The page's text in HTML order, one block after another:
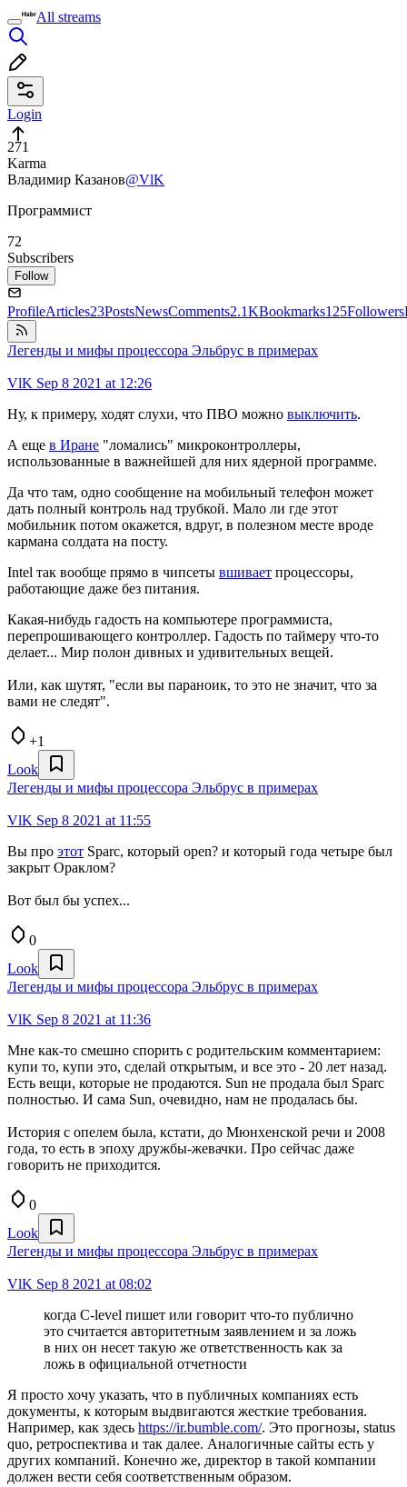
All streams
Login
271
Karma
Владимир Казанов@VlK
Программист
72
Subscribers
Follow
ProfileArticles23PostsNewsComments2.1KBookmarks125Followers
Легенды и мифы процессора Эльбрус в примерах
VlK Sep 8 2021 at 12:26
Ну, к примеру, ходят слухи, что ПВО можно выключить.
А еще в Иране "ломались" микроконтроллеры,
использованные в важнейшей для них ядерной программе.
Да что там, одно сообщение на мобильный телефон может
дать полный контроль над трубкой. Мало ли где этот
мобильник потом окажется, вдруг, в полезном месте вроде
кармана солдата на посту.
Intel так вообще прямо в чипсеты вшивает процессоры,
работающие даже без питания.
Какая-нибудь гадость на компьютере программиста,
перепрошивающего контроллер. Гадость по таймеру что-то
делает... Мир полон дивных и удивительных вещей.
Или, как шутят, "если вы параноик, то это не значит, что за
вами не следят".
+1
Look
Легенды и мифы процессора Эльбрус в примерах
VlK Sep 8 2021 at 11:55
Вы про этот Sparc, который open? и который года четыре был
закрыт Ораклом?
Вот был бы успех...
0
Look
Легенды и мифы процессора Эльбрус в примерах
VlK Sep 8 2021 at 11:36
Мне как-то смешно спорить с родительским комментарием:
купи то, купи это, сделай открытым, и все это - 20 лет назад.
Есть вещи, которые не продаются. Sun не продала был Sparc
полностью. И сама Sun, очевидно, нам не продалась бы.
История с опелем была, кстати, до Мюнхенской речи и 2008
года, то есть в эпоху дружбы-жевачки. Про сейчас даже
говорить не приходится.
0
Look
Легенды и мифы процессора Эльбрус в примерах
VlK Sep 8 2021 at 08:02
когда C-level пишет или говорит что-то публично
это считается авторитетным заявлением и за ложь
в них он несет такую же ответственность как за
ложь в официальной отчетности
Я просто хочу указать, что в публичных компаниях есть
документы, к которым выдвигаются жесткие требования.
Например, как здесь https://ir.bumble.com/. Это прогнозы, status
quo, ретроспектива и так далее. Аналогичные сайты есть у
других компаний. Конечно же, директор в такой компании
должен вести себя соответственным образом.